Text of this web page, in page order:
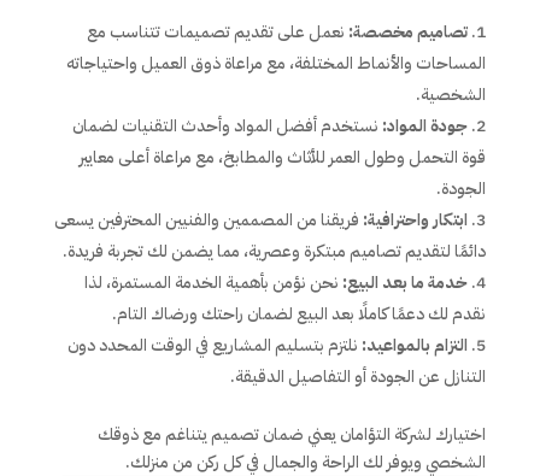
تصاميم مخصصة: نعمل على تقديم تصميمات تتناسب مع
المساحات والأنماط المختلفة، مع مراعاة ذوق العميل واحتياجاته
الشخصية.
جودة المواد: نستخدم أفضل المواد وأحدث التقنيات لضمان
قوة التحمل وطول العمر للأثاث والمطابخ، مع مراعاة أعلى معايير
الجودة.
ابتكار واحترافية: فريقنا من المصممين والفنيين المحترفين يسعى
دائمًا لتقديم تصاميم مبتكرة وعصرية، مما يضمن لك تجربة فريدة.
خدمة ما بعد البيع: نحن نؤمن بأهمية الخدمة المستمرة، لذا
نقدم لك دعمًا كاملًا بعد البيع لضمان راحتك ورضاك التام.
التزام بالمواعيد: نلتزم بتسليم المشاريع في الوقت المحدد دون
التنازل عن الجودة أو التفاصيل الدقيقة.
اختيارك لشركة التؤامان يعني ضمان تصميم يتناغم مع ذوقك
الشخصي ويوفر لك الراحة والجمال في كل ركن من منزلك.